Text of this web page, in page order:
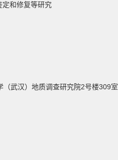
和修复等研究
武汉）地质调查研究院2号楼309室